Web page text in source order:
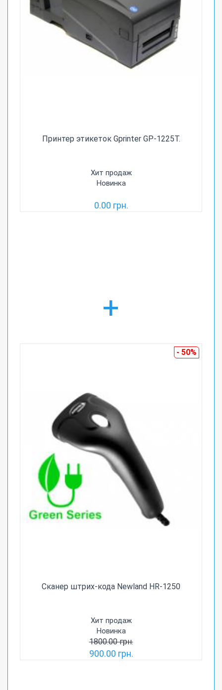
Принтер этикеток Gprinter GP-1225T.
Хит продаж
Новинка
0.00 грн.
+
- 50%
Сканер штрих-кода Newland HR-1250
Хит продаж
Новинка
1800.00 грн.
900.00 грн.